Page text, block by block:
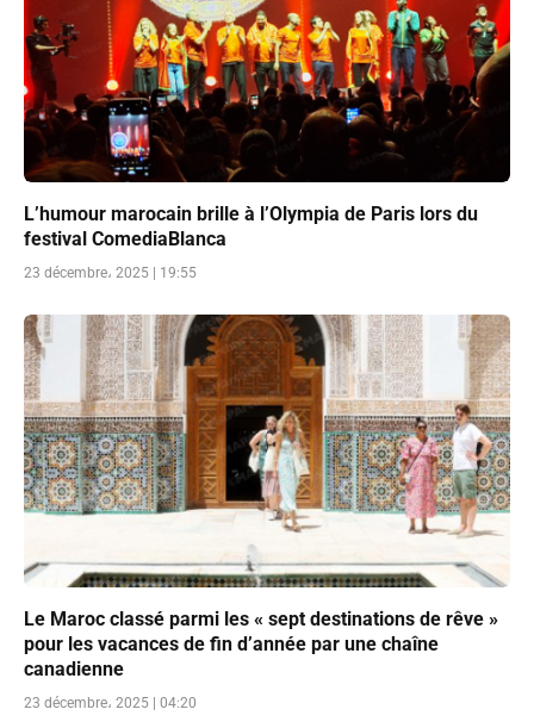
L’humour marocain brille à l’Olympia de Paris lors du
festival ComediaBlanca
23 décembre، 2025 | 19:55
Le Maroc classé parmi les « sept destinations de rêve »
pour les vacances de fin d’année par une chaîne
canadienne
23 décembre، 2025 | 04:20